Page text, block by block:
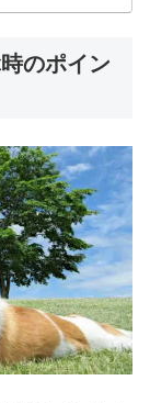
のポイン